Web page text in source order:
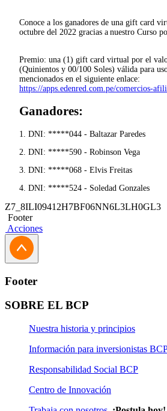
Conoce a los ganadores de una gift card
octubre del 2022 gracias a nuestro Curso
Premio: una (1) gift card virtual por el
(Quinientos y 00/100 Soles) válida para
mencionados en el siguiente enlace:
https://apps.edenred.com.pe/comercios-
Ganadores:
1. DNI: *****044 - Baltazar Paredes
2. DNI: *****590 - Robinson Vega
3. DNI: *****068 - Elvis Freitas
4. DNI: *****524 - Soledad Gonzales
Z7_8ILI09412H7BF06NN6L3LH0GL3
Footer
Acciones
Footer
SOBRE EL BCP
Nuestra historia y principios
Información para inversionistas
Responsabilidad Social BCP
Centro de Innovación